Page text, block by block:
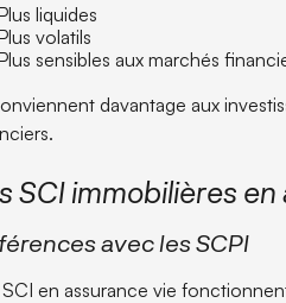
liquides
volatils
sensibles aux marchés
davantage aux
SCI immobilières
avec les SCPI
en assurance vie